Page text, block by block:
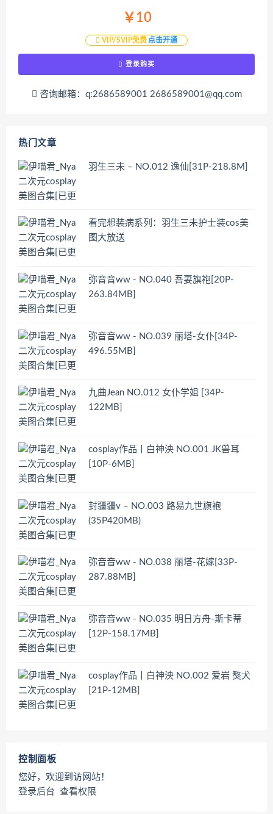
￥10
VIP/SVIP免费 点击开通
登录购买
咨询邮箱：q:2686589001 2686589001@qq.com
热门文章
羽生三未 – NO.012 逸仙[31P-218.8M]
看完想装病系列：羽生三未护士装cos美
图大放送
弥音音ww - NO.040 吾妻旗袍[20P-
263.84MB]
弥音音ww - NO.039 丽塔-女仆[34P-
496.55MB]
九曲Jean NO.012 女仆学姐 [34P-
122MB]
cosplay作品丨白神泱 NO.001 JK兽耳
[10P-6MB]
封疆疆v – NO.003 路易九世旗袍
(35P420MB)
弥音音ww - NO.038 丽塔-花嫁[33P-
287.88MB]
弥音音ww - NO.035 明日方舟-斯卡蒂
[12P-158.17MB]
cosplay作品丨白神泱 NO.002 爱岩 獒犬
[21P-12MB]
控制面板
您好，欢迎到访网站！
登录后台
查看权限